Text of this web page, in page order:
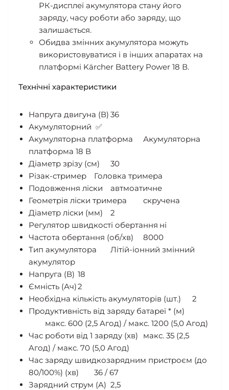
РК-дисплеї акумулятора стану його
заряду, часу роботи або заряду, що
залишається.
Обидва змінних акумулятора можуть
використовуватися і в інших апаратах на
платформі Kärcher Battery Power 18 В.
Технічні характеристики
Напруга двигуна (В) 36
Акумуляторний ✅
Акумуляторна платформа
Акумуляторна
платформа 18 В
Діаметр зрізу (см)
30
Різак-стример
Головка тримера
Подовження ліски
автмоатичне
Геометрія ліски тримера
скручена
Діаметр ліски (мм)
2
Регулятор швидкості обертання ні
Частота обертання (об/хв)
8000
Тип акумулятора
Літій-іонний змінний
акумулятор
Напруга (В) 18
Ємність (Ач)2
Необхідна кількість акумуляторів (шт.)
2
Продуктивність від заряду батареї * (м)
макс. 600 (2,5 Aгод) / макс. 1200 (5,0 Aгод)
Час роботи від 1 заряду (хв)
макс. 35 (2,5
Aгод) / макс. 70 (5,0 Aгод)
Час заряду швидкозарядним пристроєм (до
80/100%) (хв)
36 / 67
Зарядний струм (A) 2,5